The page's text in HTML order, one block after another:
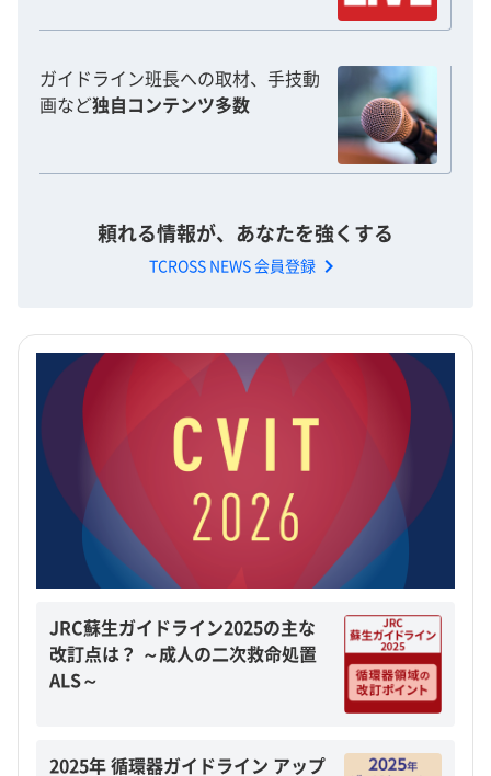
ガイドライン班長への取材、手技動
画など独自コンテンツ多数
頼れる情報が、あなたを強くする
TCROSS NEWS 会員登録 chevron_right
JRC蘇生ガイドライン2025の主な
改訂点は？ ～成人の二次救命処置
ALS～
2025年 循環器ガイドライン アップ